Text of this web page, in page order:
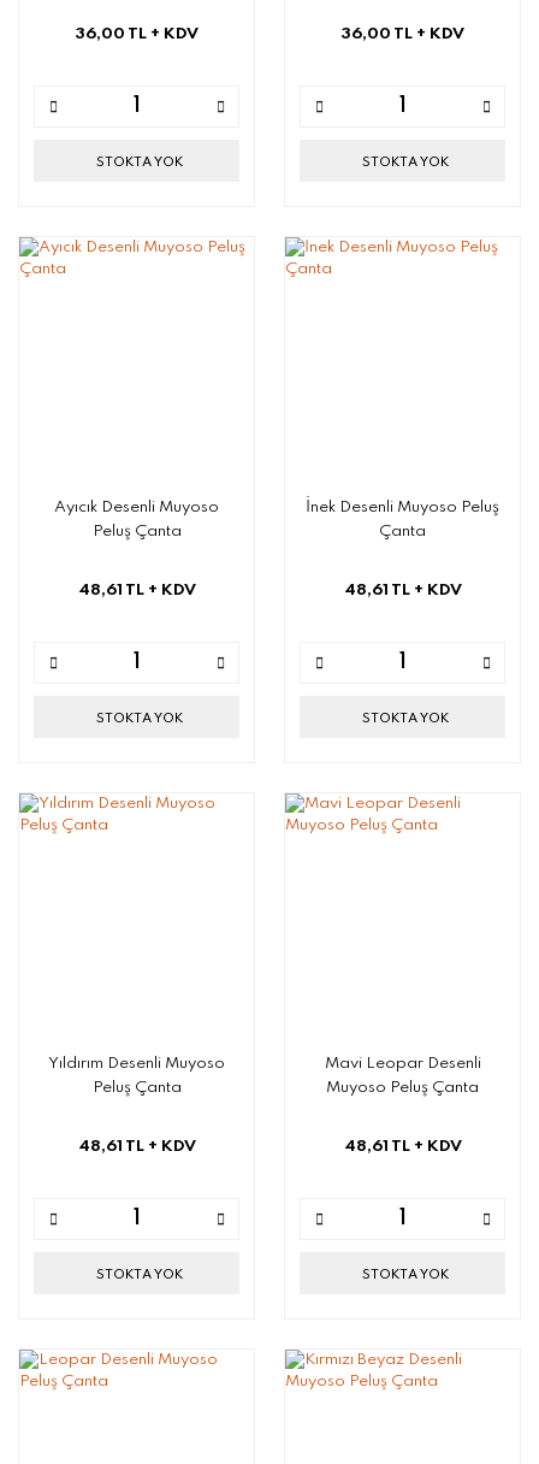
36,00 TL + KDV
STOKTA YOK
36,00 TL + KDV
STOKTA YOK
Ayıcık Desenli Muyoso
Peluş Çanta
48,61 TL + KDV
STOKTA YOK
İnek Desenli Muyoso Peluş
Çanta
48,61 TL + KDV
STOKTA YOK
Yıldırım Desenli Muyoso
Peluş Çanta
48,61 TL + KDV
STOKTA YOK
Mavi Leopar Desenli
Muyoso Peluş Çanta
48,61 TL + KDV
STOKTA YOK